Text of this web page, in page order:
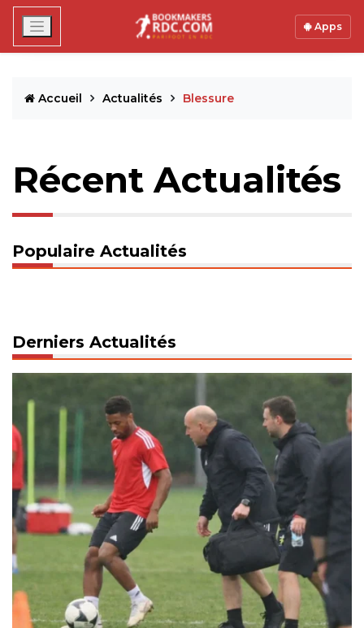
Apps
Accueil Actualités Blessure
Récent Actualités
Populaire Actualités
Derniers Actualités